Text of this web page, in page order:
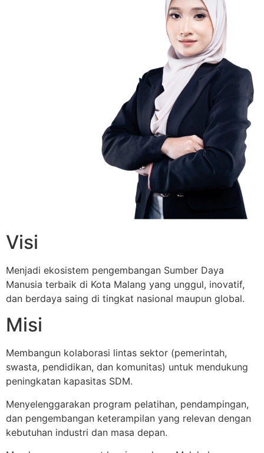
Visi
Menjadi ekosistem pengembangan Sumber Daya
Manusia terbaik di Kota Malang yang unggul, inovatif,
dan berdaya saing di tingkat nasional maupun global.
Misi
Membangun kolaborasi lintas sektor (pemerintah,
swasta, pendidikan, dan komunitas) untuk mendukung
peningkatan kapasitas SDM.
Menyelenggarakan program pelatihan, pendampingan,
dan pengembangan keterampilan yang relevan dengan
kebutuhan industri dan masa depan.